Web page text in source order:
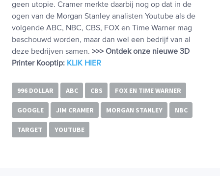
geen utopie. Cramer merkte daarbij nog op dat in de
ogen van de Morgan Stanley analisten Youtube als de
volgende ABC, NBC, CBS, FOX en Time Warner mag
beschouwd worden, maar dan wel een bedrijf van al
deze bedrijven samen. >>> Ontdek onze nieuwe 3D
Printer Kooptip: KLIK HIER
996 DOLLAR ABC CBS FOX EN TIME WARNER
GOOGLE JIM CRAMER MORGAN STANLEY NBC
TARGET YOUTUBE